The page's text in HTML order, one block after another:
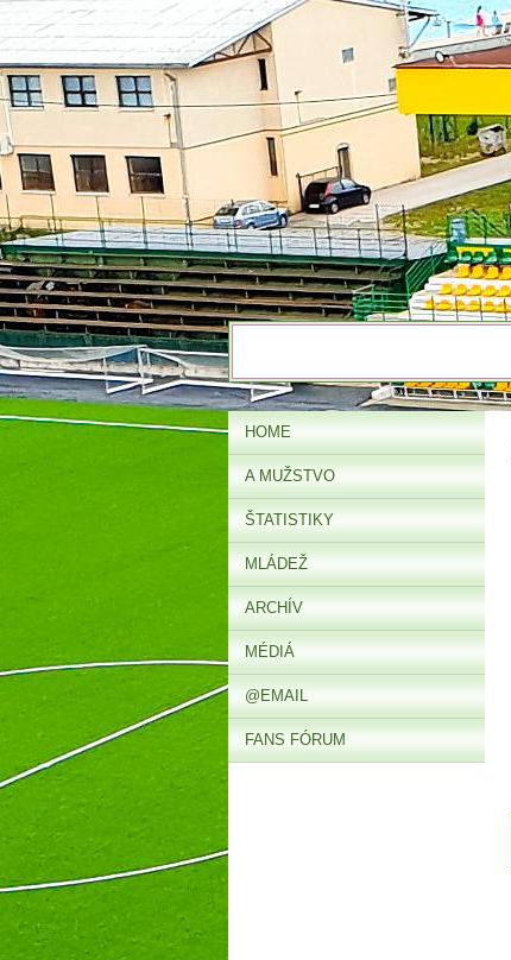
HOME
A MUŽSTVO
ŠTATISTIKY
MLÁDEŽ
ARCHÍV
MÉDIÁ
@EMAIL
FANS FÓRUM